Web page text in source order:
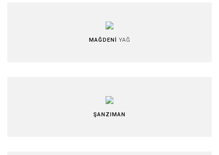
MAĞDENİ YAĞ
ŞANZIMAN